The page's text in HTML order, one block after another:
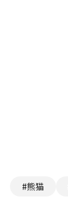
#熊猫